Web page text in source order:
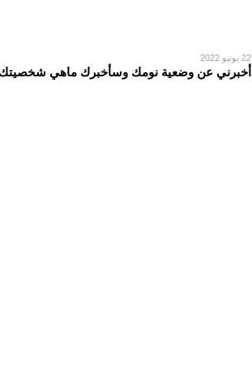
22 يونيو 2022
أخبرني عن وضعية نومك وسأخبرك ماهي